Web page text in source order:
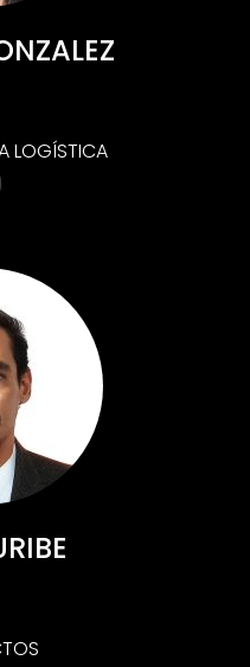
LOGÍSTICA